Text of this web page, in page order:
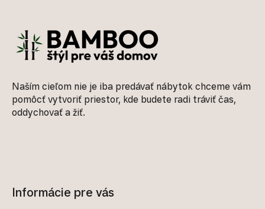
Naším cieľom nie je iba predávať nábytok chceme vám
pomôcť vytvoriť priestor, kde budete radi tráviť čas,
oddychovať a žiť.
Informácie pre vás